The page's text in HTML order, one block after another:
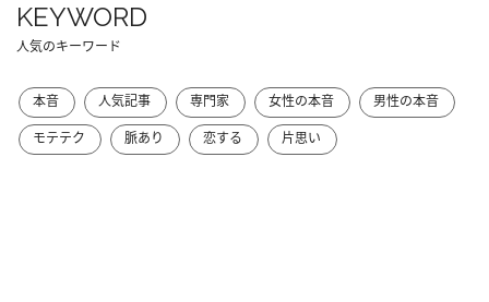
KEYWORD
人気のキーワード
本音 人気記事 専門家 女性の本音
男性の本音
モテテク
脈あり 恋する 片思い